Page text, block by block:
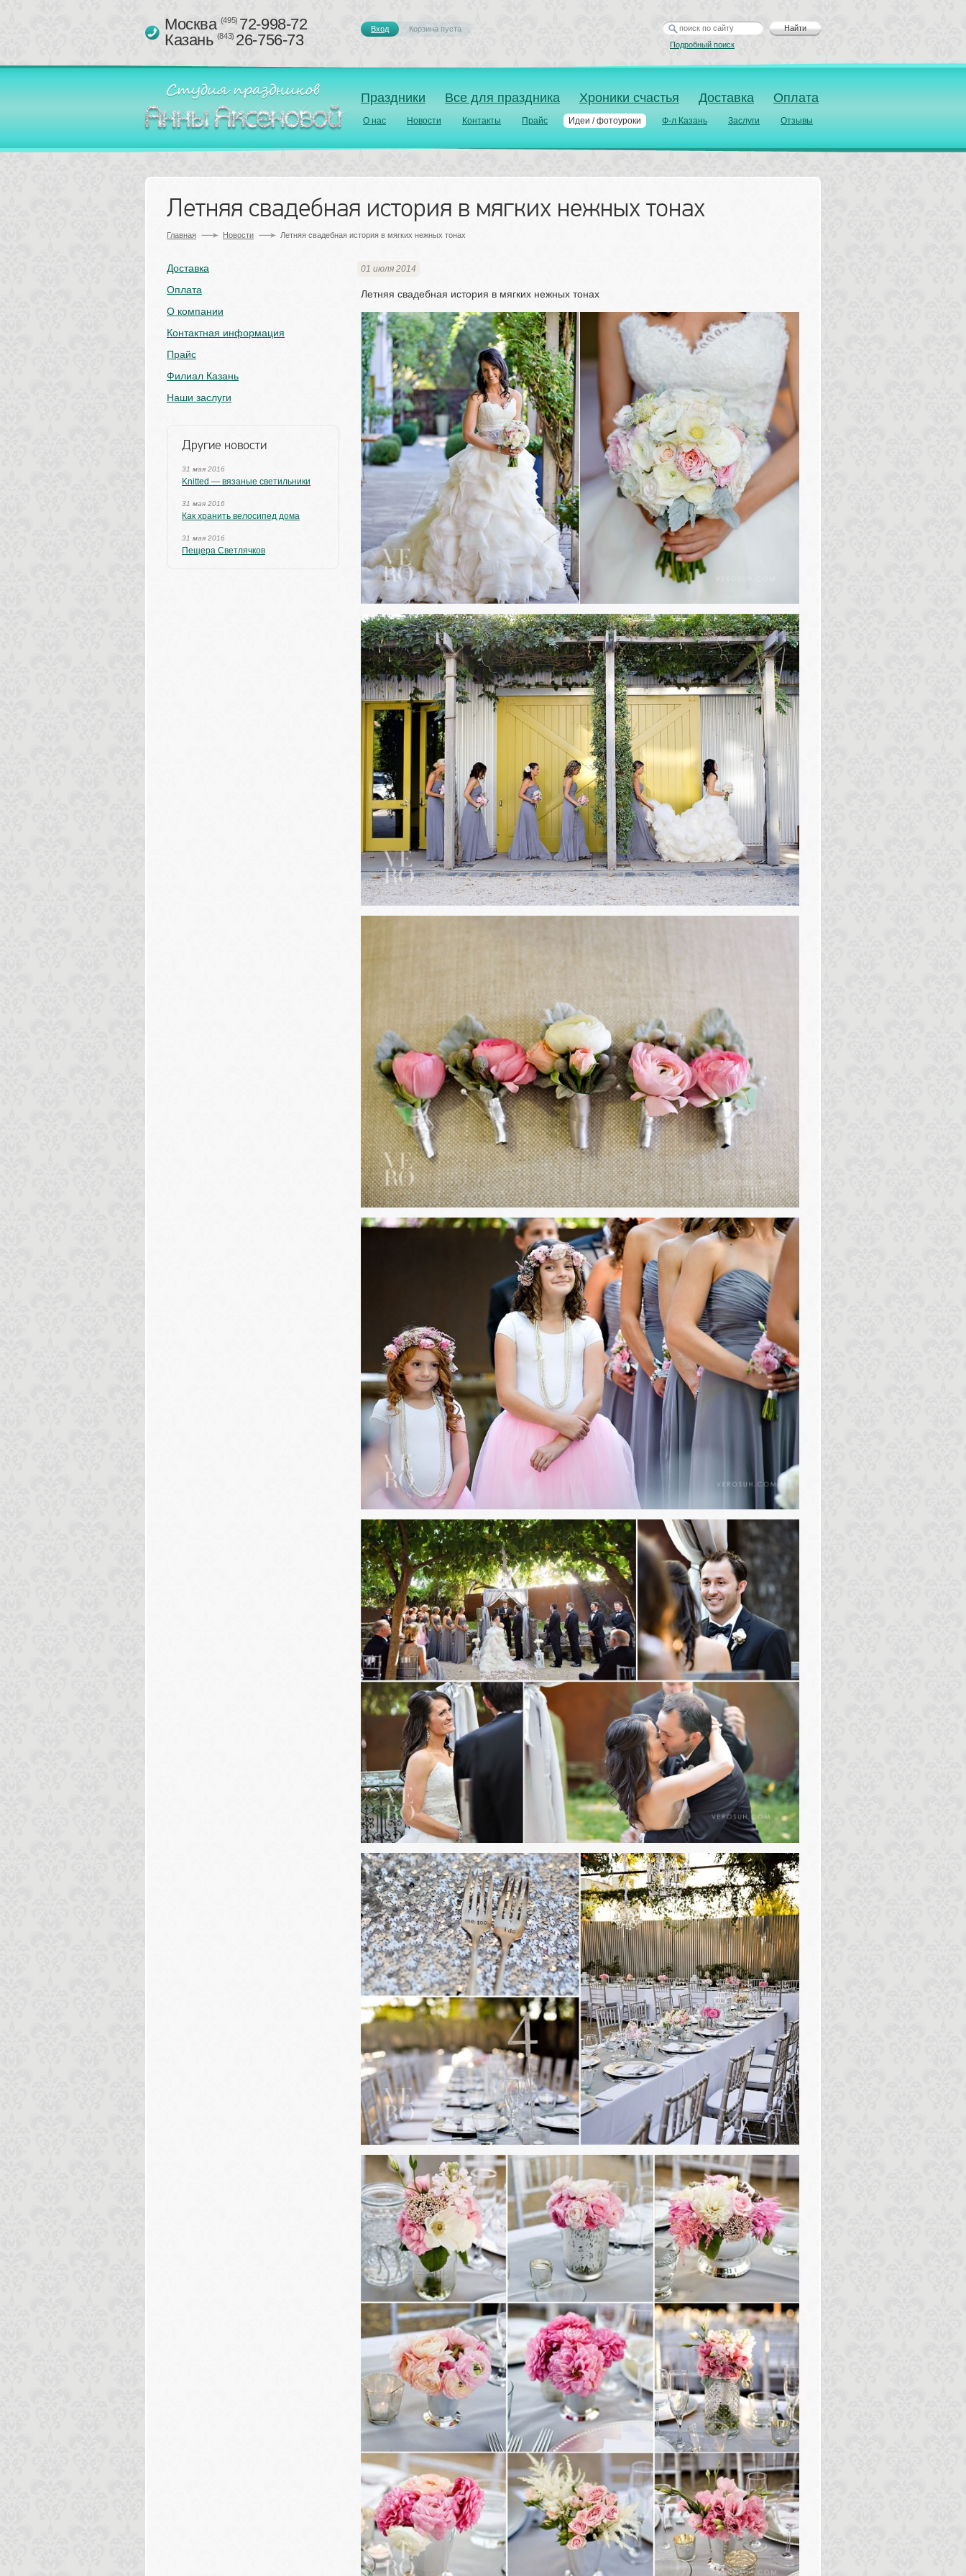
Праздники Все для праздника Хроники счастья Доставка Оплата
О нас Новости Контакты Прайс Идеи / фотоуроки Ф-л Казань Заслуги Отзывы
Москва (495)72-998-72
Казань (843)26-756-73
Вход Корзина пуста
Найти
Подробный поиск
Летняя свадебная история в мягких нежных тонах
Главная Новости Летняя свадебная история в мягких нежных тонах
01 июля 2014
Летняя свадебная история в мягких нежных тонах
Доставка
Оплата
О компании
Контактная информация
Прайс
Филиал Казань
Наши заслуги
Другие новости
31 мая 2016
Knitted — вязаные светильники
31 мая 2016
Как хранить велосипед дома
31 мая 2016
Пещера Светлячков